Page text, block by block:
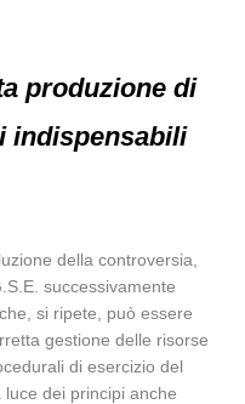
produzione di
indispensabili
della controversia,
successivamente
si ripete, può essere
gestione delle risorse
di esercizio del
dei principi anche